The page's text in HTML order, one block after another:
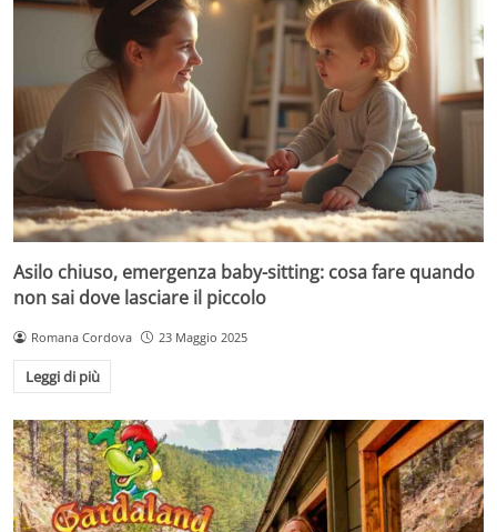
Asilo chiuso, emergenza baby-sitting: cosa fare quando
non sai dove lasciare il piccolo
Romana Cordova 23 Maggio 2025
Leggi di più